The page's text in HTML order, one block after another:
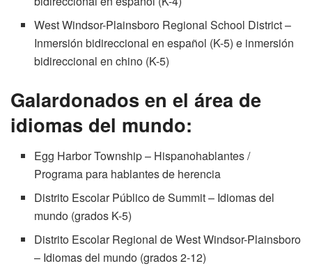
West Windsor-Plainsboro Regional School District –
Inmersión bidireccional en español (K-5) e inmersión
bidireccional en chino (K-5)
Galardonados en el área de
idiomas del mundo:
Egg Harbor Township – Hispanohablantes /
Programa para hablantes de herencia
Distrito Escolar Público de Summit – Idiomas del
mundo (grados K-5)
Distrito Escolar Regional de West Windsor-Plainsboro
– Idiomas del mundo (grados 2-12)